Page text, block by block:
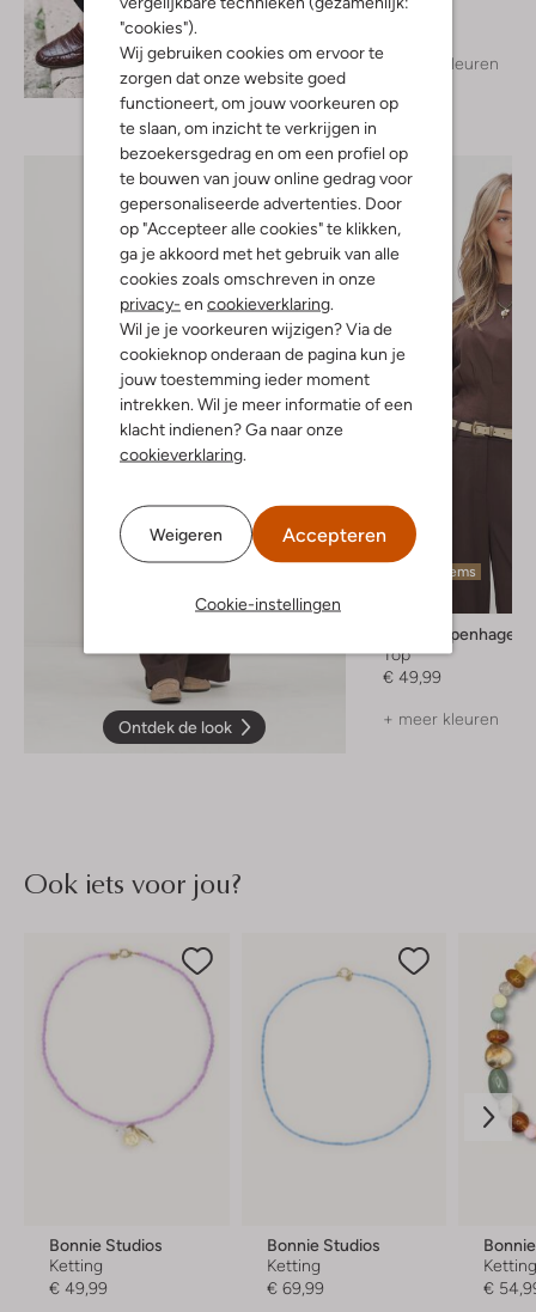
"cookies").
Wij gebruiken cookies om ervoor te
zorgen dat onze website goed
functioneert, om jouw voorkeuren op
te slaan, om inzicht te verkrijgen in
bezoekersgedrag en om een profiel op
te bouwen van jouw online gedrag voor
gepersonaliseerde advertenties. Door
op "Accepteer alle cookies" te klikken,
ga je akkoord met het gebruik van alle
cookies zoals omschreven in onze
privacy- en cookieverklaring.
Wil je je voorkeuren wijzigen? Via de
cookieknop onderaan de pagina kun je
jouw toestemming ieder moment
intrekken. Wil je meer informatie of een
klacht indienen? Ga naar onze
cookieverklaring.
Weigeren Accepteren
Cookie-instellingen
Ontdek de look + meer kleuren
Ontdek de look
Laatste items
Msch Copenhagen
Top
€ 49,99
+ meer kleuren
Ook iets voor jou?
Bonnie Studios
Ketting
€ 49,99
Bonnie Studios
Ketting
€ 69,99
€